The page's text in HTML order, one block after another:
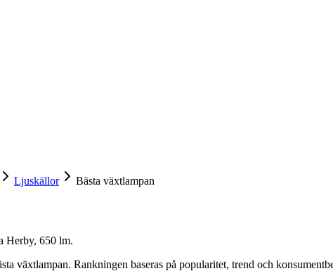
Ljuskällor Bästa växtlampan
Herby, 650 lm.
växtlampan. Rankningen baseras på popularitet, trend och